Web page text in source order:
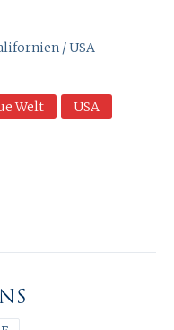
/ USA
Welt USA